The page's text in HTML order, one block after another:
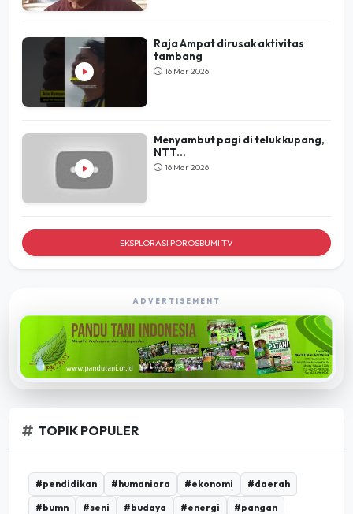
Raja Ampat dirusak aktivitas
tambang
16 Mar 2026
Menyambut pagi di teluk kupang,
NTT...
16 Mar 2026
EKSPLORASI POROSBUMI TV
ADVERTISEMENT
TOPIK POPULER
#pendidikan #humaniora #ekonomi
#daerah
#bumn
#seni #budaya #energi
#pangan